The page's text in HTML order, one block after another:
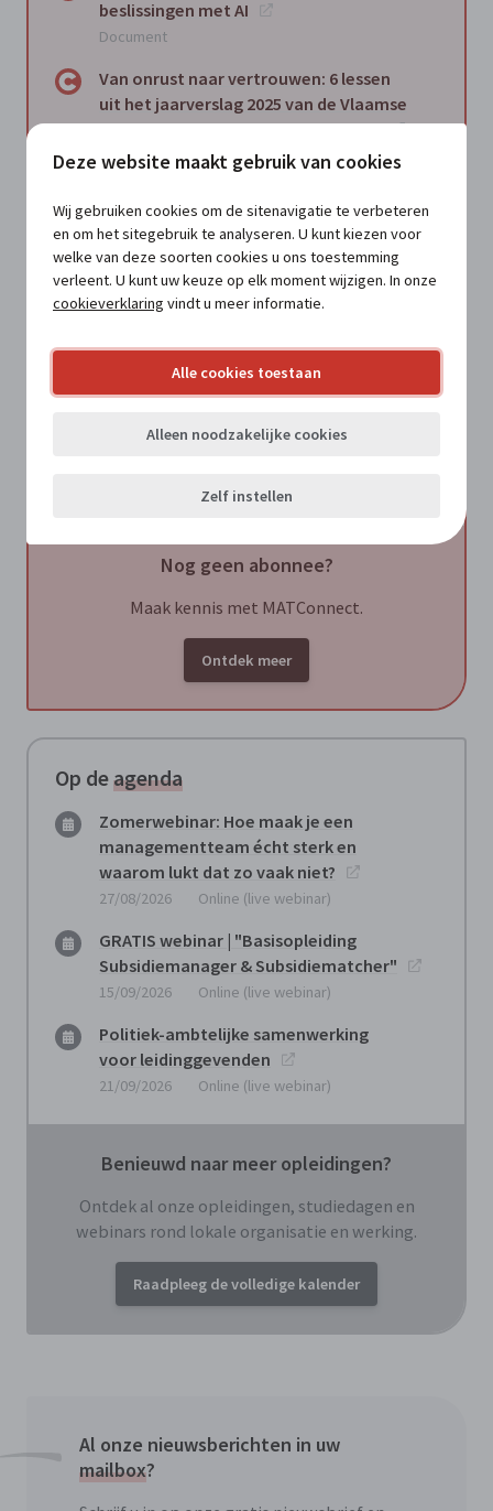
Deze website maakt gebruik van cookies
Wij gebruiken cookies om de sitenavigatie te verbeteren
en om het sitegebruik te analyseren. U kunt kiezen voor
welke van deze soorten cookies u ons toestemming
verleent. U kunt uw keuze op elk moment wijzigen. In onze
cookieverklaring vindt u meer informatie.
Alle cookies toestaan
Alleen noodzakelijke cookies
Zelf instellen
beslissingen met AI
Document
Van onrust naar vertrouwen: 6 lessen
uit het jaarverslag 2025 van de Vlaamse
Ombudsdienst voor lokale besturen
Document
lokaal bestuur? Het voorbeeld van De
Haan
Document
Zelfreflectie als stille kracht van goed
Vlaanderen: een fysieke en mentale
Nog geen abonnee?
Maak kennis met MATConnect.
Ontdek meer
Op deagenda
Zomerwebinar: Hoe maak je een
managementteam écht sterk en
waarom lukt dat zo vaak niet?
27/08/2026 Online (live webinar)
GRATIS webinar | "Basisopleiding
Subsidiemanager & Subsidiematcher"
15/09/2026 Online (live webinar)
Politiek-ambtelijke samenwerking
voor leidinggevenden
21/09/2026 Online (live webinar)
Benieuwd naar meer opleidingen?
Ontdek al onze opleidingen, studiedagen en
webinars rond lokale organisatie en werking.
Raadpleeg de volledige kalender
Al onze nieuwsberichten in uw
mailbox?